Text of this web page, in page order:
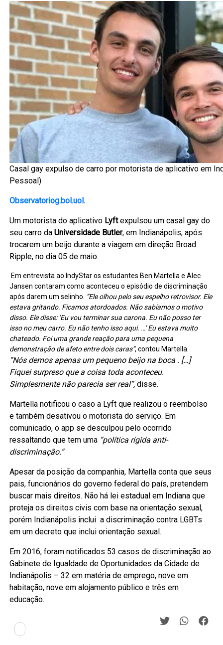
Casal gay expulso de carro por motorista de aplicativo em
Pessoal)
Observatoriog.bol.uol.
Um motorista do aplicativo Lyftexpulsou um casal gay do
seu carro daUniversidade Butler, em Indianápolis, após
trocarem um beijo durante a viagem em direção Broad
Ripple, no dia 05 de maio.
Em entrevista ao IndyStar os estudantes Ben Martella e Alec
Jansen contaram como aconteceu o episódio de discriminação
após darem um selinho. “Ele olhou pelo seu espelho retrovisor. Ele
estava gritando. Ficamos atordoados. Não sabíamos o motivo
disso. Ele disse: ‘Eu vou terminar sua carona. Eu não posso ter
isso no meu carro. Eu não tenho isso aqui. …’ Eu estava muito
chateado. Foi uma grande reação para uma pequena
demonstração de afeto entre dois caras”, contou Martella.
“Nós demos apenas um pequeno beijo na boca . […]
Fiquei surpreso que a coisa toda aconteceu.
Simplesmente não parecia ser real”, disse.
Martella notificou o caso a Lyft que realizou o reembolso
e também desativou o motorista do serviço. Em
comunicado, o app se desculpou pelo ocorrido
ressaltando que tem uma “política rígida anti-
discriminação.”
Apesar da posição da companhia, Martella conta que seus
pais, funcionários do governo federal do país, pretendem
buscar mais direitos. Não há lei estadual em Indiana que
proteja os direitos civis com base na orientação sexual,
porém Indianápolis inclui a discriminação contra LGBTs
em um decreto que inclui orientação sexual.
Em 2016, foram notificados 53 casos de discriminação ao
Gabinete de Igualdade de Oportunidades da Cidade de
Indianápolis – 32 em matéria de emprego, nove em
habitação, nove em alojamento público e três em
educação.